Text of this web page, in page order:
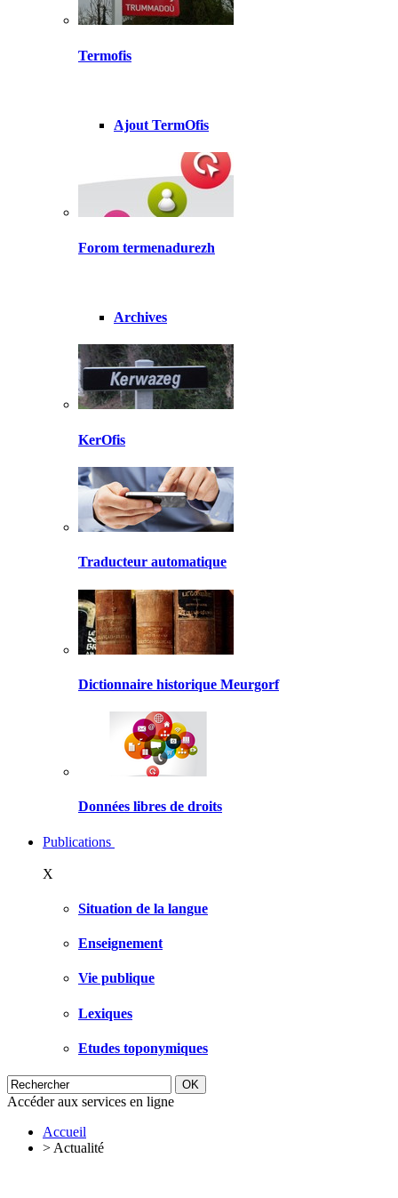
Termofis
Ajout TermOfis
Forom termenadurezh
Archives
KerOfis
Traducteur automatique
Dictionnaire historique Meurgorf
Données libres de droits
Publications
X
Situation de la langue
Enseignement
Vie publique
Lexiques
Etudes toponymiques
Accéder aux services en ligne
Accueil
> Actualité